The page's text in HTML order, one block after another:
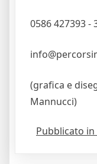
0586 427393 -
(grafica e
Mannucci)
Pubblicato in